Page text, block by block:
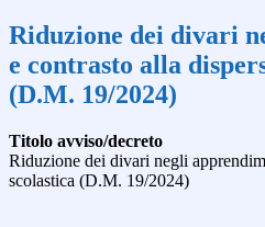
Riduzione dei divari
e contrasto alla
(D.M. 19/2024)
Titolo avviso/decreto
Riduzione dei divari negli
scolastica (D.M. 19/2024)